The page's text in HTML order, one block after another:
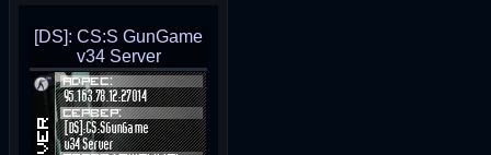
[DS]: CS:S GunGame
v34 Server